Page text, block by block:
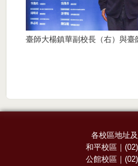
臺師大楊鎮華副校長（右）與臺
各校區地址
和平校區 ｜
公館校區 ｜